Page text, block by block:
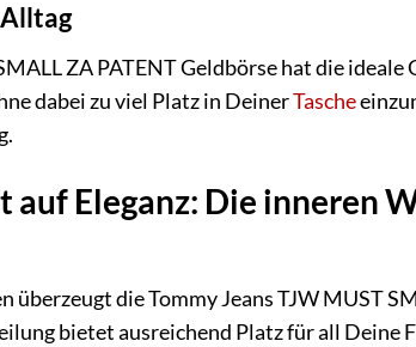
ZA PATENT Geldbörse hat die
dabei zu viel Platz in DeinerTasche
Eleganz: Die inneren
die Tommy Jeans TJW MUST
bietet ausreichend Platz für all Deine